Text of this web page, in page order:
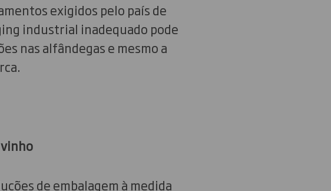
exigidos pelo país de
industrial inadequado pode
nas alfândegas e mesmo a
de embalagem à medida